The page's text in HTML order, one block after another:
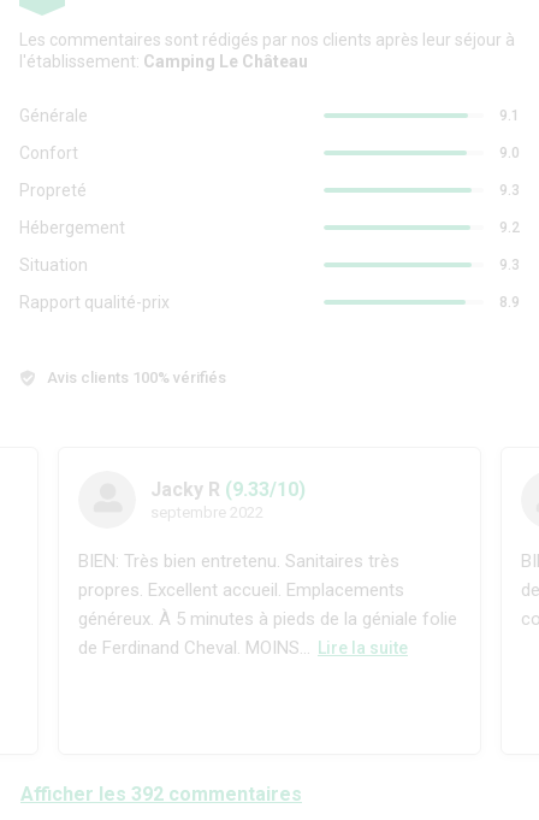
Les commentaires sont rédigés par nos clients après leur séjour à
l'établissement: Camping Le Château
Générale 9.1
Confort 9.0
Propreté 9.3
Hébergement 9.2
Situation 9.3
Rapport qualité-prix 8.9
Avis clients 100% vérifiés
Jacky R (9.33/10)
septembre 2022
BIEN: Très bien entretenu. Sanitaires très
propres. Excellent accueil. Emplacements
généreux. À 5 minutes à pieds de la géniale folie
de Ferdinand Cheval. MOINS...
Lire la suite
Afficher les 392 commentaires